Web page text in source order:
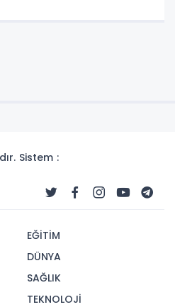
Sistem :
EĞİTİM
DÜNYA
SAĞLIK
TEKNOLOJİ